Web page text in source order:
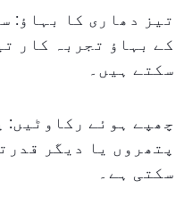
تیز دھاری کا بہاؤ:
کے بہاؤ تجربہ کار
سکتے ہیں۔
چھپے ہوئے رکاوٹیں:
پتھروں یا دیگر
سکتی ہے۔